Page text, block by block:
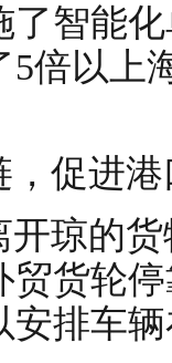
了智能
倍以上
促进
琼的
贸货轮
排车